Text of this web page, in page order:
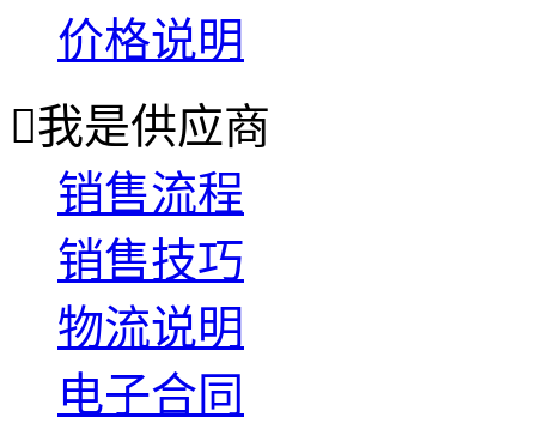
价格说明
我是供应商
销售流程
销售技巧
物流说明
电子合同